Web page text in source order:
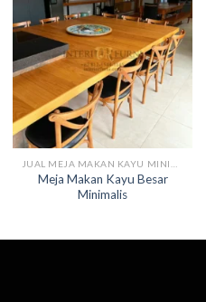
Meja Makan Kayu Besar
Minimalis